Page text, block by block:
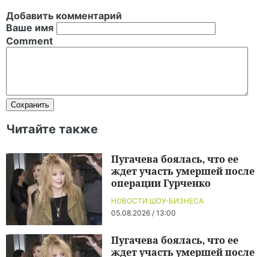
Добавить комментарий
Ваше имя
Comment
Читайте также
НОВОСТИ ШОУ-БИЗНЕСА
05.08.2026 / 13:00
Пугачева боялась, что ее
ждет участь умершей после
операции Гурченко
Пугачева боялась, что ее
ждет участь умершей после